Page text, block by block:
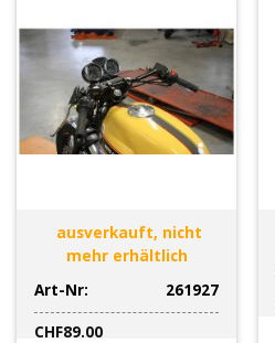
ausverkauft, nicht
mehr erhältlich
Art-Nr:
261927
CHF89.00